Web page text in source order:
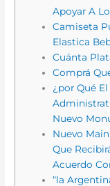
Apoyar A
Camiseta
Elastica
Cuánta
Comprá
¿por Qué
Nuevo
Nuevo
Que
Acuerdo
“la